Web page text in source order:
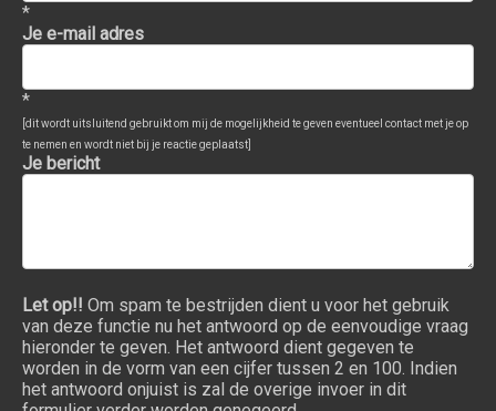
*
Je e-mail adres
*
[dit wordt uitsluitend gebruikt om mij de mogelijkheid te geven eventueel contact met je op
te nemen en wordt niet bij je reactie geplaatst]
Je bericht
Let op!! Om spam te bestrijden dient u voor het gebruik
van deze functie nu het antwoord op de eenvoudige vraag
hieronder te geven. Het antwoord dient gegeven te
worden in de vorm van een cijfer tussen 2 en 100. Indien
het antwoord onjuist is zal de overige invoer in dit